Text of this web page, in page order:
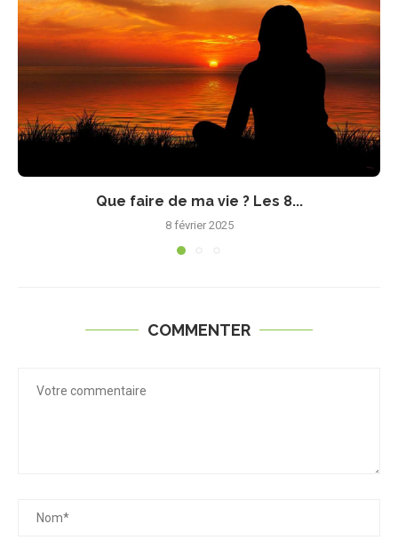
Que faire de ma vie ? Les 8...
8 février 2025
COMMENTER